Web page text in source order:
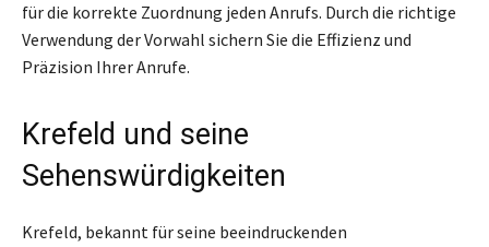
für die korrekte Zuordnung jeden Anrufs. Durch die richtige
Verwendung der Vorwahl sichern Sie die Effizienz und
Präzision Ihrer Anrufe.
Krefeld und seine
Sehenswürdigkeiten
Krefeld, bekannt für seine beeindruckenden